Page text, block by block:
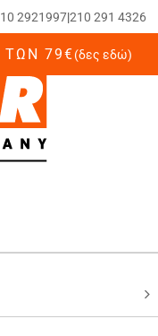
2921997|210 291 4326
79€(δες εδώ)